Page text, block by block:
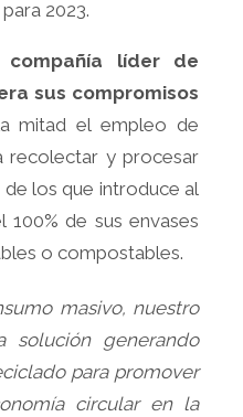
2023.
líder de
sus compromisos
mitad el empleo de
recolectar y procesar
los que introduce al
de sus envases
o compostables.
masivo, nuestro
generando
para promover
circular en la